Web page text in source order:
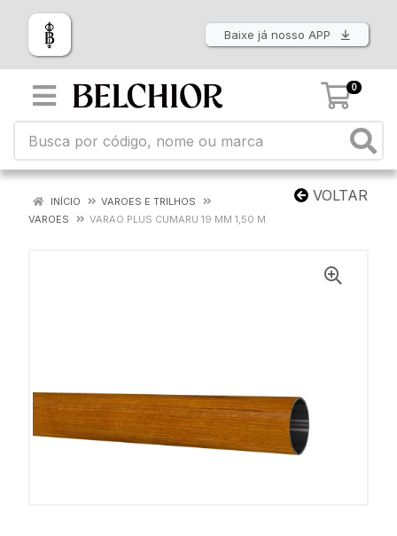
Baixe já nosso APP
0
VOLTAR
INÍCIO
VAROES E TRILHOS
VAROES
VARAO PLUS CUMARU 19 MM 1,50 M